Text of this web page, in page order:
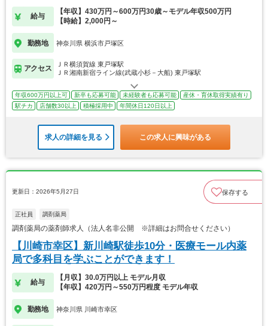
給与
【年収】430万円～600万円30歳～モデル年収500万円
【時給】2,000円～
勤務地 神奈川県 横浜市戸塚区
アクセス
ＪＲ横須賀線 東戸塚駅
ＪＲ湘南新宿ライン線(武蔵小杉－大船) 東戸塚駅
年収600万円以上可 新卒も応募可能 未経験者も応募可能
産休・育休取得実績有り
駅チカ
店舗数30以上 積極採用中 年間休日120日以上
求人の詳細を見る この求人に興味がある
更新日：2026年5月27日 保存する
正社員 調剤薬局
調剤薬局の薬剤師求人（法人名非公開 ※詳細はお問合せください）
【川崎市幸区】新川崎駅徒歩10分・医療モール内薬
局で多科目を学ぶことができます！
給与
【月収】30.0万円以上 モデル月収
【年収】420万円～550万円程度 モデル年収
勤務地 神奈川県 川崎市幸区